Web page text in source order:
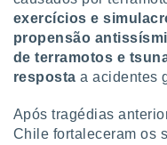
exercícios e
propensão
de terramotos e
resposta a acidentes
Após tragédias
Chile fortaleceram os